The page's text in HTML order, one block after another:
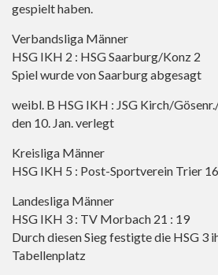
gespielt haben.
Verbandsliga Männer
HSG IKH 2 : HSG Saarburg/Konz 2
Spiel wurde von Saarburg abgesagt
weibl. B HSG IKH : JSG Kirch/
den 10. Jan. verlegt
Kreisliga Männer
HSG IKH 5 : Post-Sportverein Trier
Landesliga Männer
HSG IKH 3 : TV Morbach 21 : 19
Durch diesen Sieg festigte die HSG 3
Tabellenplatz